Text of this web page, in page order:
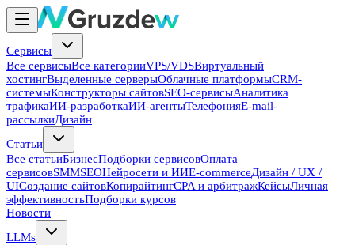
Сервисы
Все сервисыВсе категорииVPS/VDSВиртуальный
хостингВыделенные серверыОблачные платформыCRM-
системыКонструкторы сайтовSEO-сервисыАналитика
трафикаИИ-разработкаИИ-агентыТелефонияE-mail-
рассылкиДизайн
Статьи
Все статьиБизнесПодборки сервисовОплата
сервисовSMMSEOНейросети и ИИE-commerceДизайн / UX /
UIСоздание сайтовКопирайтингCPA и арбитражКейсыЛичная
эффективностьПодборки курсов
Новости
LLMs